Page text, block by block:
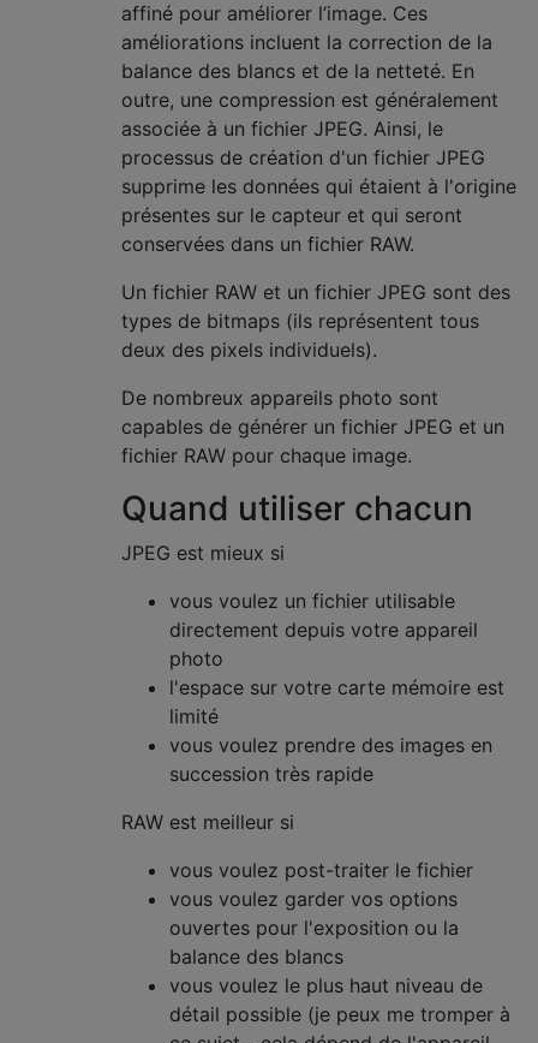
affiné pour améliorer l’image. Ces
améliorations incluent la correction de la
balance des blancs et de la netteté. En
outre, une compression est généralement
associée à un fichier JPEG. Ainsi, le
processus de création d'un fichier JPEG
supprime les données qui étaient à l'origine
présentes sur le capteur et qui seront
conservées dans un fichier RAW.
Un fichier RAW et un fichier JPEG sont des
types de bitmaps (ils représentent tous
deux des pixels individuels).
De nombreux appareils photo sont
capables de générer un fichier JPEG et un
fichier RAW pour chaque image.
Quand utiliser chacun
JPEG est mieux si
vous voulez un fichier utilisable
directement depuis votre appareil
photo
l'espace sur votre carte mémoire est
limité
vous voulez prendre des images en
succession très rapide
RAW est meilleur si
vous voulez post-traiter le fichier
vous voulez garder vos options
ouvertes pour l'exposition ou la
balance des blancs
vous voulez le plus haut niveau de
détail possible (je peux me tromper à